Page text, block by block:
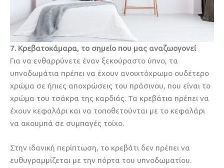
7. Κρεβατοκάμαρα, το σημείο που μας αναζωογονεί
Για να ενθαρρύνετε έναν ξεκούραστο ύπνο, τα
υπνοδωμάτια πρέπει να έχουν ανοιχτόχρωμο ουδέτερο
χρώμα σε ήπιες αποχρώσεις του πράσινου, που είναι το
χρώμα του τσάκρα της καρδιάς. Τα κρεβάτια πρέπει να
έχουν κεφαλάρι και να τοποθετούνται με το κεφαλάρι
να ακουμπά σε συμπαγές τοίχο.
Στην ιδανική περίπτωση, το κρεβάτι δεν πρέπει να
ευθυγραμμίζεται με την πόρτα του υπνοδωματίου.